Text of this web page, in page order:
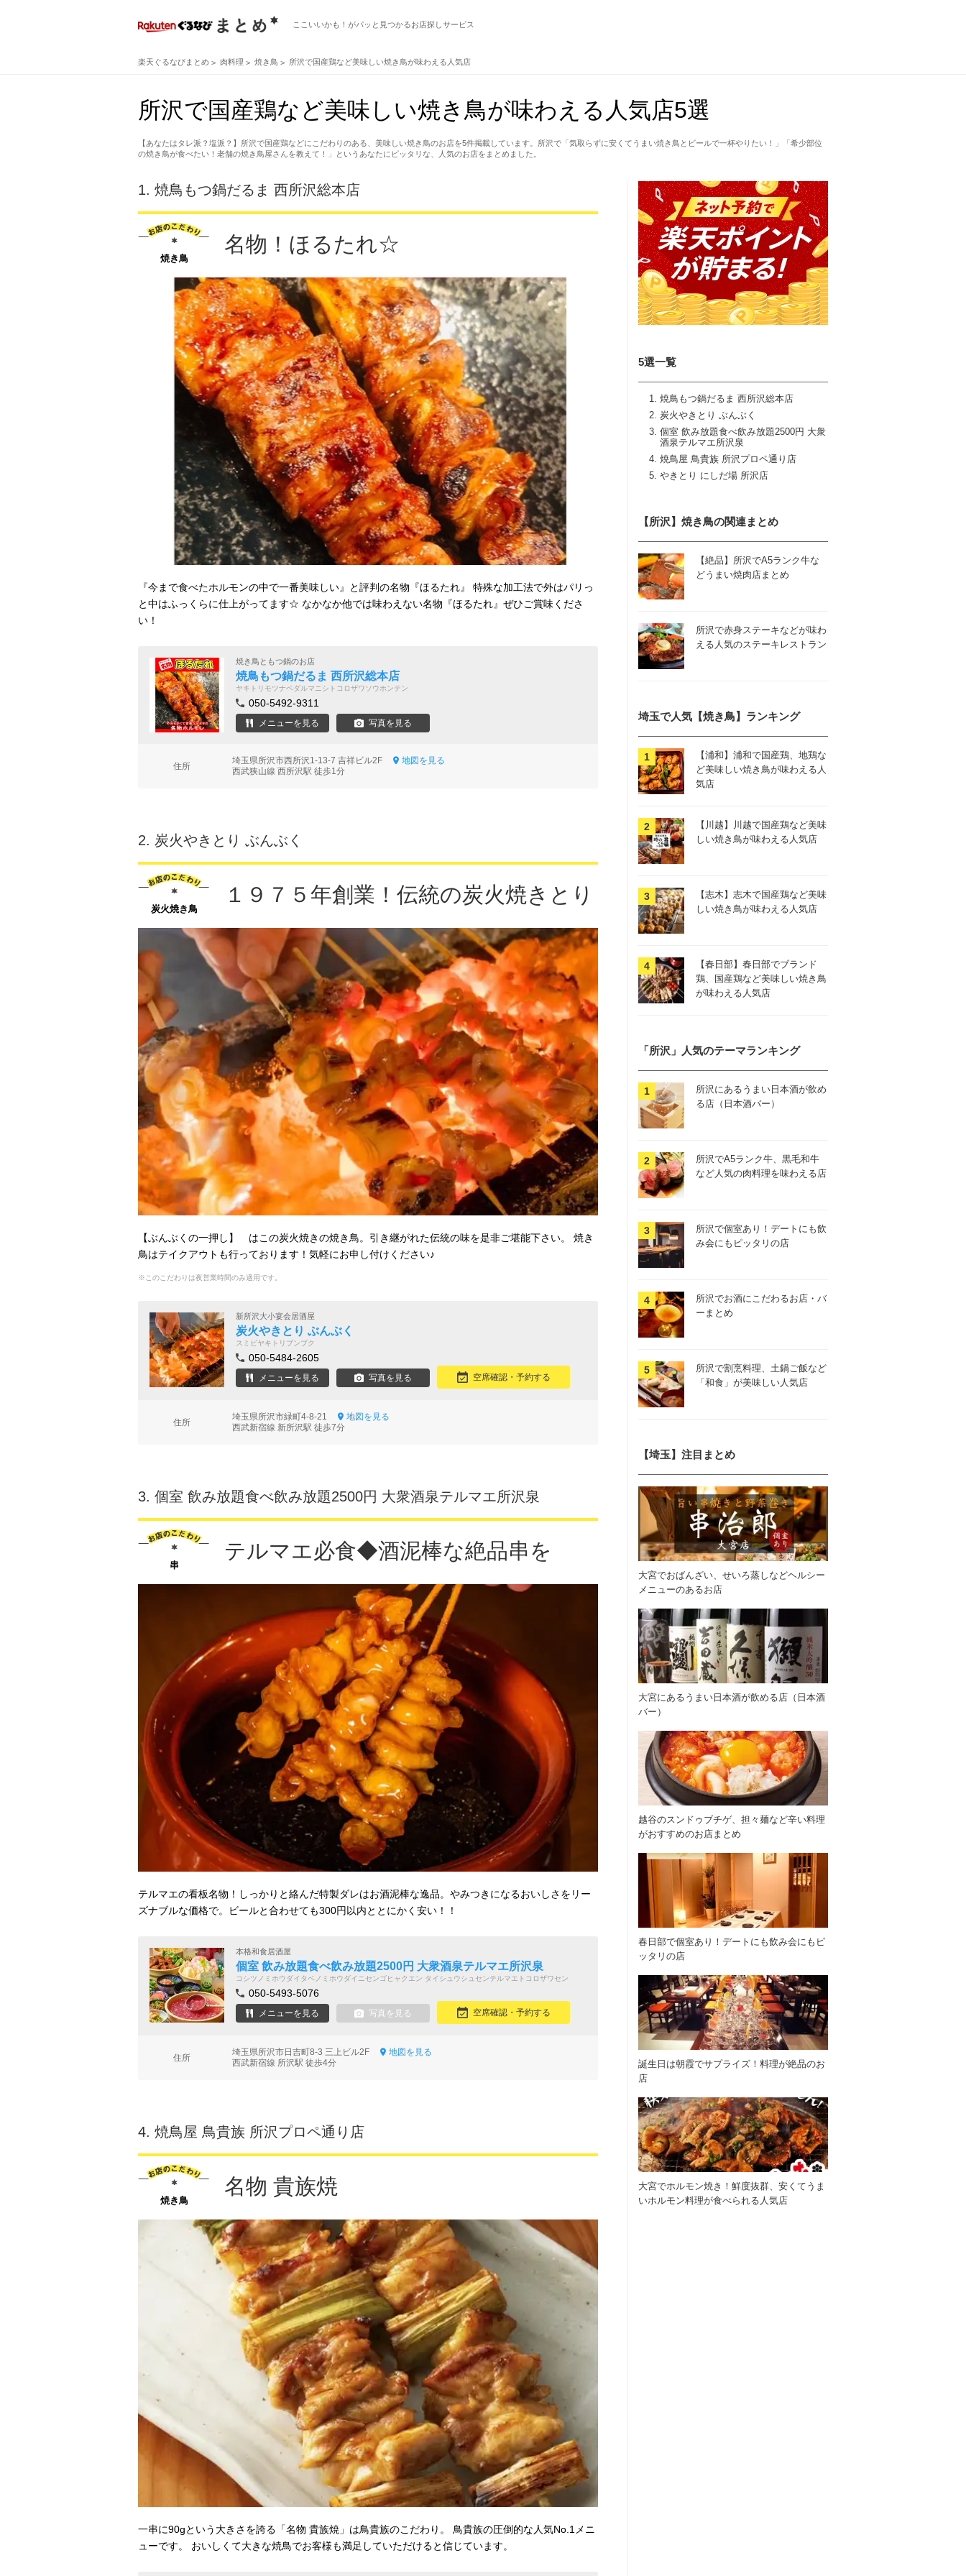
ここいいかも！がパッと見つかるお店探しサービス
楽天ぐるなびまとめ 肉料理 焼き鳥 所沢で国産鶏など美味しい焼き鳥が味わえる人気店
所沢で国産鶏など美味しい焼き鳥が味わえる人気店5選
【あなたはタレ派？塩派？】所沢で国産鶏などにこだわりのある、美味しい焼き鳥のお店を5件掲載しています。所沢で「気取らずに安くてうまい焼き鳥とビールで一杯やりたい！」「希少部位
の焼き鳥が食べたい！老舗の焼き鳥屋さんを教えて！」というあなたにピッタリな、人気のお店をまとめました。
5選一覧
焼鳥もつ鍋だるま 西所沢総本店
炭火やきとり ぶんぶく
個室 飲み放題食べ飲み放題2500円 大衆
酒泉テルマエ所沢泉
焼鳥屋 鳥貴族 所沢プロペ通り店
やきとり にしだ場 所沢店
1. 焼鳥もつ鍋だるま 西所沢総本店
焼き鳥
名物！ほるたれ☆
『今まで食べたホルモンの中で一番美味しい』と評判の名物『ほるたれ』 特殊な加工法で外はパリっ
と中はふっくらに仕上がってます☆ なかなか他では味わえない名物『ほるたれ』ぜひご賞味くださ
い！
焼き鳥ともつ鍋のお店
焼鳥もつ鍋だるま 西所沢総本店
ヤキトリモツナベダルマニシトコロザワソウホンテン
050-5492-9311
メニューを見る 写真を見る
住所
埼玉県所沢市西所沢1-13-7 吉祥ビル2F
地図を見る
西武狭山線 西所沢駅 徒歩1分
2. 炭火やきとり ぶんぶく
炭火焼き鳥
１９７５年創業！伝統の炭火焼きとり
【ぶんぶくの一押し】 はこの炭火焼きの焼き鳥。引き継がれた伝統の味を是非ご堪能下さい。 焼き
鳥はテイクアウトも行っております！気軽にお申し付けください♪
※このこだわりは夜営業時間のみ適用です。
新所沢大小宴会居酒屋
炭火やきとり ぶんぶく
スミビヤキトリブンブク
050-5484-2605
メニューを見る 写真を見る 空席確認・予約する
住所
埼玉県所沢市緑町4-8-21
地図を見る
西武新宿線 新所沢駅 徒歩7分
3. 個室 飲み放題食べ飲み放題2500円 大衆酒泉テルマエ所沢泉
串
テルマエ必食◆酒泥棒な絶品串を
テルマエの看板名物！しっかりと絡んだ特製ダレはお酒泥棒な逸品。やみつきになるおいしさをリー
ズナブルな価格で。ビールと合わせても300円以内ととにかく安い！！
本格和食居酒屋
個室 飲み放題食べ飲み放題2500円 大衆酒泉テルマエ所沢泉
コシツノミホウダイタベノミホウダイニセンゴヒャクエン タイシュウシュセンテルマエトコロザワセン
050-5493-5076
メニューを見る 写真を見る 空席確認・予約する
住所
埼玉県所沢市日吉町8-3 三上ビル2F
地図を見る
西武新宿線 所沢駅 徒歩4分
4. 焼鳥屋 鳥貴族 所沢プロペ通り店
焼き鳥
名物 貴族焼
一串に90gという大きさを誇る「名物 貴族焼」は鳥貴族のこだわり。 鳥貴族の圧倒的な人気No.1メニ
ューです。 おいしくて大きな焼鳥でお客様も満足していただけると信じています。
【所沢】焼き鳥の関連まとめ
【絶品】所沢でA5ランク牛な
どうまい焼肉店まとめ
所沢で赤身ステーキなどが味わ
える人気のステーキレストラン
埼玉で人気【焼き鳥】ランキング
【浦和】浦和で国産鶏、地鶏な
ど美味しい焼き鳥が味わえる人
気店
【川越】川越で国産鶏など美味
しい焼き鳥が味わえる人気店
【志木】志木で国産鶏など美味
しい焼き鳥が味わえる人気店
【春日部】春日部でブランド
鶏、国産鶏など美味しい焼き鳥
が味わえる人気店
「所沢」人気のテーマランキング
所沢にあるうまい日本酒が飲め
る店（日本酒バー）
所沢でA5ランク牛、黒毛和牛
など人気の肉料理を味わえる店
所沢で個室あり！デートにも飲
み会にもピッタリの店
所沢でお酒にこだわるお店・バ
ーまとめ
所沢で割烹料理、土鍋ご飯など
「和食」が美味しい人気店
【埼玉】注目まとめ
大宮でおばんざい、せいろ蒸しなどヘルシー
メニューのあるお店
大宮にあるうまい日本酒が飲める店（日本酒
バー）
越谷のスンドゥブチゲ、担々麺など辛い料理
がおすすめのお店まとめ
春日部で個室あり！デートにも飲み会にもピ
ッタリの店
誕生日は朝霞でサプライズ！料理が絶品のお
店
大宮でホルモン焼き！鮮度抜群、安くてうま
いホルモン料理が食べられる人気店